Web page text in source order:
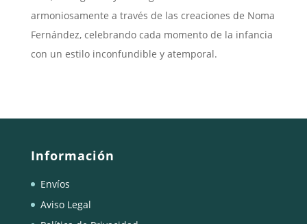
armoniosamente a través de las creaciones de Noma
Fernández, celebrando cada momento de la infancia
con un estilo inconfundible y atemporal.
Información
Envíos
Aviso Legal